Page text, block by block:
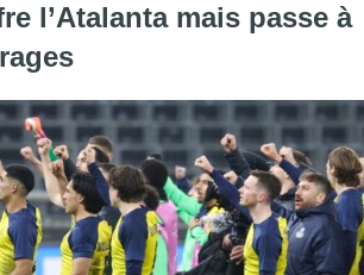
l’Atalanta mais passe à